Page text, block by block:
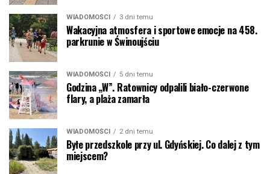
WIADOMOŚCI 3 dni temu
Wakacyjna atmosfera i sportowe emocje na 458.
parkrunie w Świnoujściu
WIADOMOŚCI 5 dni temu
Godzina „W”. Ratownicy odpalili biało-czerwone
flary, a plaża zamarła
WIADOMOŚCI 2 dni temu
Byłe przedszkole przy ul. Gdyńskiej. Co dalej z tym
miejscem?